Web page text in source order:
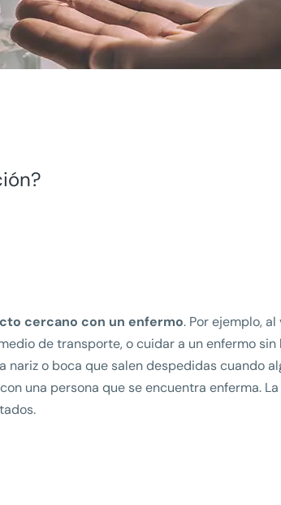
cercano con un enfermo. Por ejemplo,
de transporte, o cuidar a un enfermo
o boca que salen despedidas cuando
con una persona que se encuentra enferma.